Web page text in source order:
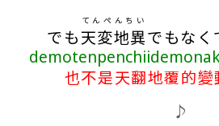
でも天変地異
てんぺんちい
でもな
也不是天翻地覆的
♪